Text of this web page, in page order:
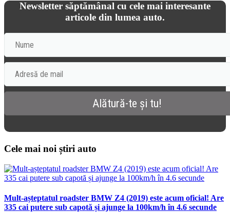
Newsletter săptămânal cu cele mai interesante
articole din lumea auto.
Cele mai noi știri auto
Mult-așteptatul roadster BMW Z4 (2019) este acum oficial! Are
335 cai putere sub capotă și ajunge la 100km/h în 4.6 secunde